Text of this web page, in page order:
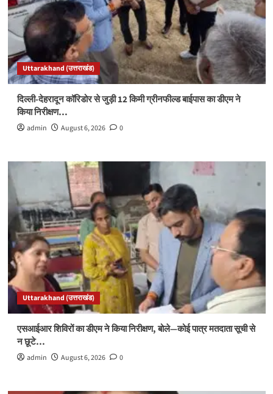
Uttarakhand (उत्तराखंड)
दिल्ली-देहरादून कॉरिडोर से जुड़ी 12 किमी ग्रीनफील्ड बाईपास का डीएम ने
किया निरीक्षण…
admin August 6, 2026 0
Uttarakhand (उत्तराखंड)
एसआईआर शिविरों का डीएम ने किया निरीक्षण, बोले—कोई पात्र मतदाता सूची से
न छूटे…
admin August 6, 2026 0